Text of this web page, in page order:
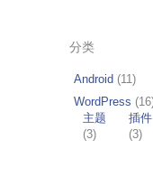
分类
Android (11)
WordPress
主题
(3)
插件
(3)